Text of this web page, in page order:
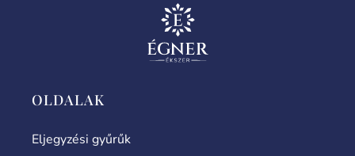
OLDALAK
Eljegyzési gyűrűk